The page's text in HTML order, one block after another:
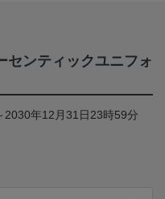
センティックユニフォ
2030年12月31日23時59分